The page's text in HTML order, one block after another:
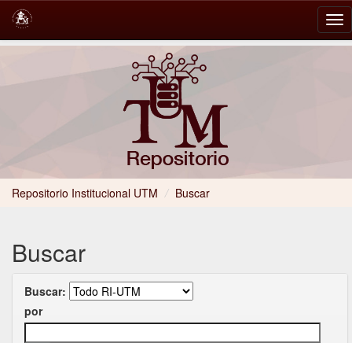
Repositorio Institucional UTM / Buscar
Buscar
Buscar:
por